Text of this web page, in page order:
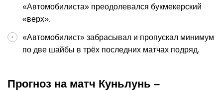
«Автомобилиста» преодолевался букмекерский
«верх».
«Автомобилист» забрасывал и пропускал минимум
по две шайбы в трёх последних матчах подряд.
Прогноз на матч Куньлунь –